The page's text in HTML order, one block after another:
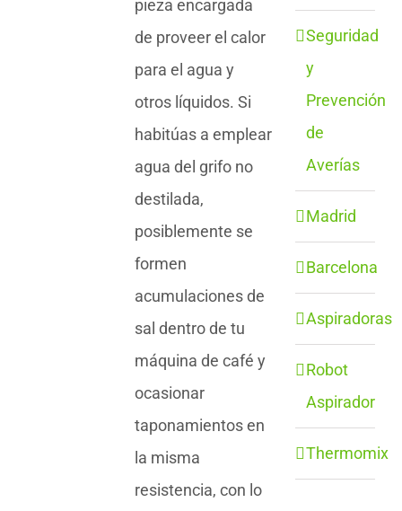
pieza encargada
de proveer el calor
para el agua y
otros líquidos. Si
habitúas a emplear
agua del grifo no
destilada,
posiblemente se
formen
acumulaciones de
sal dentro de tu
máquina de café y
ocasionar
taponamientos en
la misma
resistencia, con lo
Seguridad
y
Prevención
de
Averías
Madrid
Barcelona
Aspiradoras
Robot
Aspirador
Thermomix